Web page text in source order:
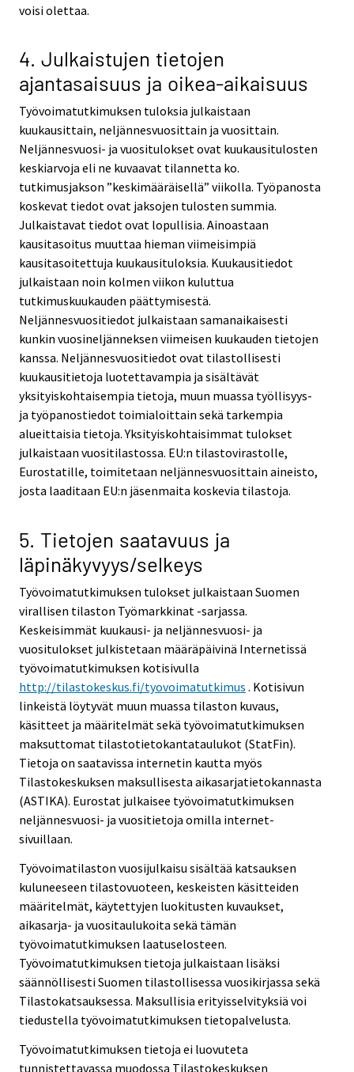
voisi olettaa.
4. Julkaistujen tietojen
ajantasaisuus ja oikea-aikaisuus
Työvoimatutkimuksen tuloksia julkaistaan
kuukausittain, neljännesvuosittain ja vuosittain.
Neljännesvuosi- ja vuositulokset ovat kuukausitulosten
keskiarvoja eli ne kuvaavat tilannetta ko.
tutkimusjakson ”keskimääräisellä” viikolla. Työpanosta
koskevat tiedot ovat jaksojen tulosten summia.
Julkaistavat tiedot ovat lopullisia. Ainoastaan
kausitasoitus muuttaa hieman viimeisimpiä
kausitasoitettuja kuukausituloksia. Kuukausitiedot
julkaistaan noin kolmen viikon kuluttua
tutkimuskuukauden päättymisestä.
Neljännesvuositiedot julkaistaan samanaikaisesti
kunkin vuosineljänneksen viimeisen kuukauden tietojen
kanssa. Neljännesvuositiedot ovat tilastollisesti
kuukausitietoja luotettavampia ja sisältävät
yksityiskohtaisempia tietoja, muun muassa työllisyys-
ja työpanostiedot toimialoittain sekä tarkempia
alueittaisia tietoja. Yksityiskohtaisimmat tulokset
julkaistaan vuositilastossa. EU:n tilastovirastolle,
Eurostatille, toimitetaan neljännesvuosittain aineisto,
josta laaditaan EU:n jäsenmaita koskevia tilastoja.
5. Tietojen saatavuus ja
läpinäkyvyys/selkeys
Työvoimatutkimuksen tulokset julkaistaan Suomen
virallisen tilaston Työmarkkinat -sarjassa.
Keskeisimmät kuukausi- ja neljännesvuosi- ja
vuositulokset julkistetaan määräpäivinä Internetissä
työvoimatutkimuksen kotisivulla
http://tilastokeskus.fi/tyovoimatutkimus . Kotisivun
linkeistä löytyvät muun muassa tilaston kuvaus,
käsitteet ja määritelmät sekä työvoimatutkimuksen
maksuttomat tilastotietokantataulukot (StatFin).
Tietoja on saatavissa internetin kautta myös
Tilastokeskuksen maksullisesta aikasarjatietokannasta
(ASTIKA). Eurostat julkaisee työvoimatutkimuksen
neljännesvuosi- ja vuositietoja omilla internet-
sivuillaan.
Työvoimatilaston vuosijulkaisu sisältää katsauksen
kuluneeseen tilastovuoteen, keskeisten käsitteiden
määritelmät, käytettyjen luokitusten kuvaukset,
aikasarja- ja vuositaulukoita sekä tämän
työvoimatutkimuksen laatuselosteen.
Työvoimatutkimuksen tietoja julkaistaan lisäksi
säännöllisesti Suomen tilastollisessa vuosikirjassa sekä
Tilastokatsauksessa. Maksullisia erityisselvityksiä voi
tiedustella työvoimatutkimuksen tietopalvelusta.
Työvoimatutkimuksen tietoja ei luovuteta
tunnistettavassa muodossa Tilastokeskuksen